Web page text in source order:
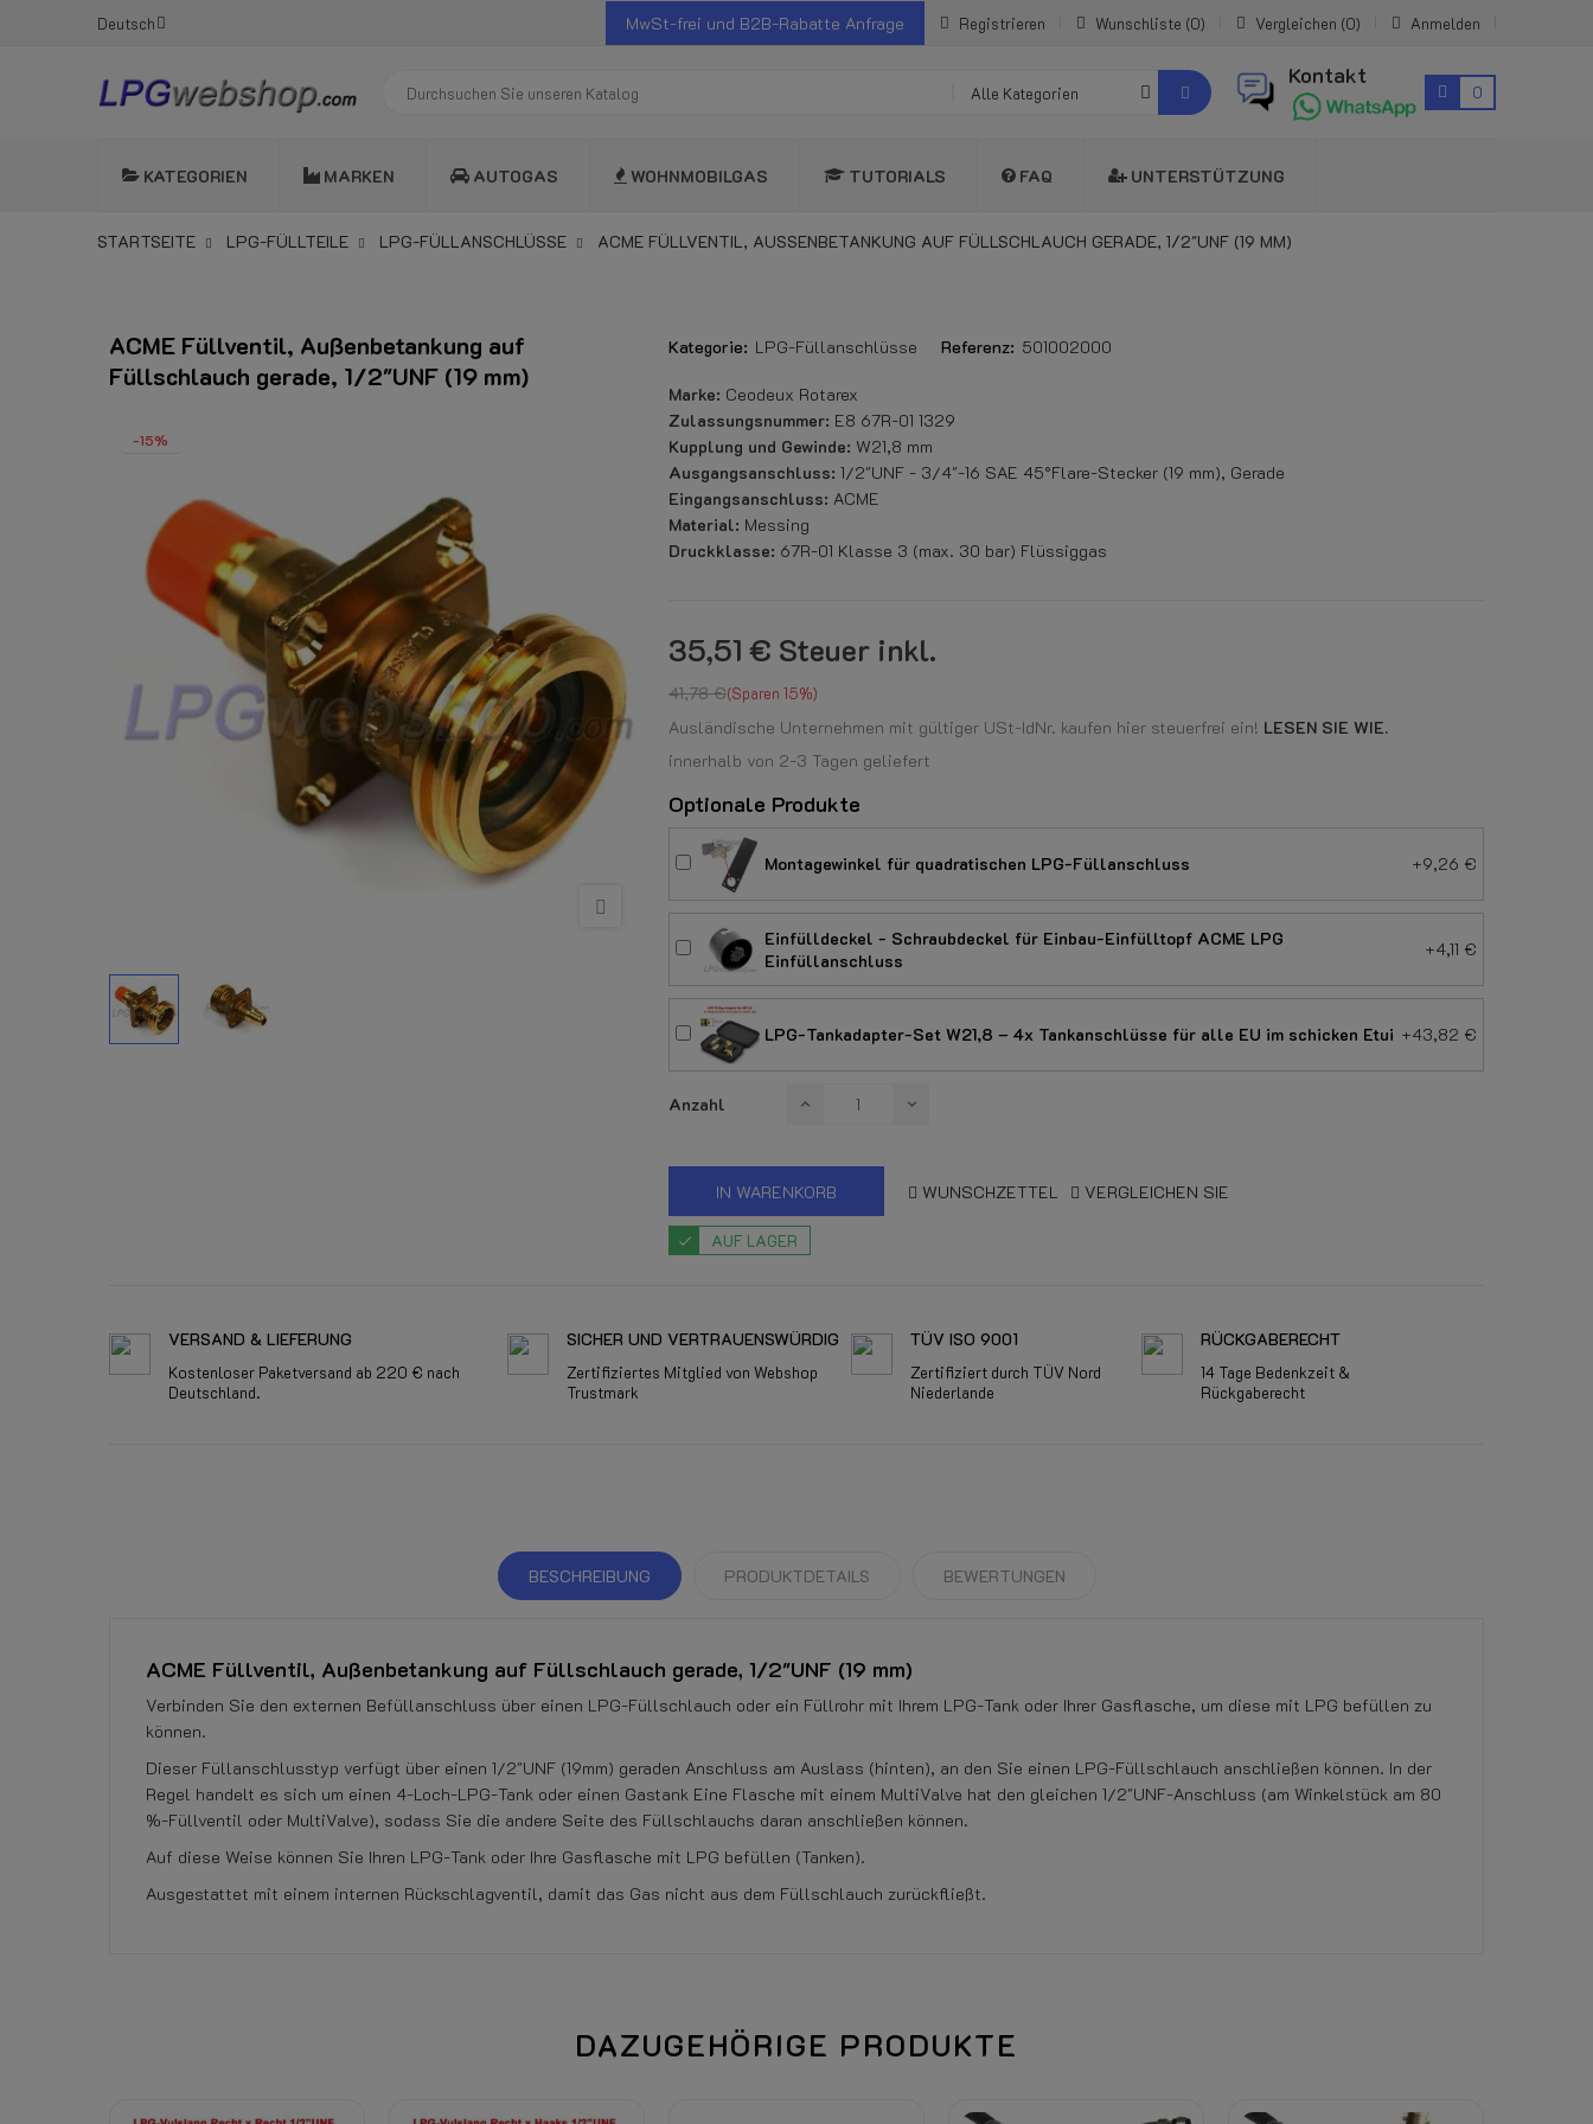
Deutsch MwSt-frei und B2B-Rabatte Anfrage Registrieren Wunschliste 0 Vergleichen 0 Anmelden
Alle Kategorien
Kontakt
0
KATEGORIEN MARKEN AUTOGAS WOHNMOBILGAS TUTORIALS FAQ UNTERSTÜTZUNG
STARTSEITE LPG-FÜLLTEILE LPG-FÜLLANSCHLÜSSE ACME FÜLLVENTIL, AUSSENBETANKUNG AUF FÜLLSCHLAUCH GERADE, 1/2"UNF (19 MM)
ACME Füllventil, Außenbetankung auf
Füllschlauch gerade, 1/2"UNF (19 mm)
-15%
Kategorie: LPG-Füllanschlüsse Referenz: 501002000
Marke: Ceodeux Rotarex
Zulassungsnummer: E8 67R-01 1329
Kupplung und Gewinde: W21,8 mm
Ausgangsanschluss: 1/2"UNF - 3/4"-16 SAE 45°Flare-Stecker (19 mm), Gerade
Eingangsanschluss: ACME
Material: Messing
Druckklasse: 67R-01 Klasse 3 (max. 30 bar) Flüssiggas
35,51 € Steuer inkl.
41,78 € Sparen 15%
Ausländische Unternehmen mit gültiger USt-IdNr. kaufen hier steuerfrei ein! LESEN SIE WIE.
innerhalb von 2-3 Tagen geliefert
Optionale Produkte
Montagewinkel für quadratischen LPG-Füllanschluss +9,26 €
Einfülldeckel - Schraubdeckel für Einbau-Einfülltopf ACME LPG
Einfüllanschluss
+4,11 €
LPG-Tankadapter-Set W21,8 – 4x Tankanschlüsse für alle EU im schicken Etui +43,82 €
Anzahl
IN WARENKORB WUNSCHZETTEL VERGLEICHEN SIE
AUF LAGER
VERSAND & LIEFERUNG
Kostenloser Paketversand ab 220 € nach
Deutschland.
SICHER UND VERTRAUENSWÜRDIG
Zertifiziertes Mitglied von Webshop
Trustmark
TÜV ISO 9001
Zertifiziert durch TÜV Nord
Niederlande
RÜCKGABERECHT
14 Tage Bedenkzeit &
Rückgaberecht
BESCHREIBUNG PRODUKTDETAILS BEWERTUNGEN
ACME Füllventil, Außenbetankung auf Füllschlauch gerade, 1/2"UNF (19 mm)
Verbinden Sie den externen Befüllanschluss über einen LPG-Füllschlauch oder ein Füllrohr mit Ihrem LPG-Tank oder Ihrer Gasflasche, um diese mit LPG befüllen zu
können.
Dieser Füllanschlusstyp verfügt über einen 1/2"UNF (19mm) geraden Anschluss am Auslass (hinten), an den Sie einen LPG-Füllschlauch anschließen können. In der
Regel handelt es sich um einen 4-Loch-LPG-Tank oder einen Gastank Eine Flasche mit einem MultiValve hat den gleichen 1/2"UNF-Anschluss (am Winkelstück am 80
%-Füllventil oder MultiValve), sodass Sie die andere Seite des Füllschlauchs daran anschließen können.
Auf diese Weise können Sie Ihren LPG-Tank oder Ihre Gasflasche mit LPG befüllen (Tanken).
Ausgestattet mit einem internen Rückschlagventil, damit das Gas nicht aus dem Füllschlauch zurückfließt.
Bei Anschluss des Produktes (Strom, Gas oder Kühlmittel) erlischt das Rückga
berecht.
DAZUGEHÖRIGE PRODUKTE